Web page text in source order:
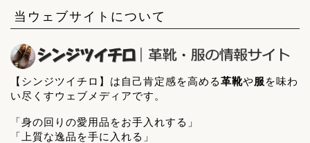
当ウェブサイトについて
【シンジツイチロ】は自己肯定感を高める革靴や服 を味わ
い尽くすウェブメディアです。
「身の回りの愛用品をお手入れする」
「上質な逸品を手に入れる」